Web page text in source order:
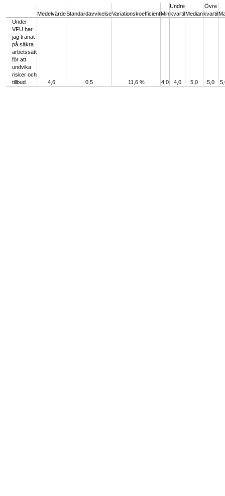
MedelvärdeStandardavvikelseVariationskoefficientMin
Undre
kvartilMedian
Övre
kvartil
Under
VFU har
jag tränat
på säkra
arbetssätt
för att
undvika
risker och
tillbud.
4,6 0,5 11,6 % 4,0 4,0 5,0 5,0